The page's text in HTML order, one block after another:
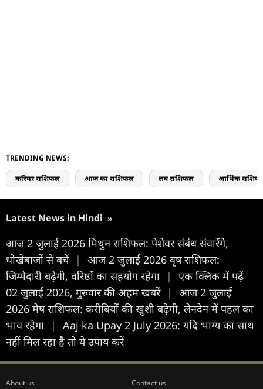
TRENDING NEWS:
करियर राशिफल आज का राशिफल लव राशिफल आर्थिक
Latest News in Hindi »
आज 2 जुलाई 2026 मिथुन राशिफल: पेशेवर संबंध संवारेंगे,
धोखेबाजों से बचें |
आज 2 जुलाई 2026 वृष राशिफल:
जिम्मेदारी बढ़ेगी, वरिष्ठों का सहयोग रहेगा
|
एक क्लिक में पढ़ें
02 जुलाई 2026, गुरुवार की अहम खबरें |
आज 2 जुलाई
2026 मेष राशिफल: करीबियों की खुशी बढ़ेगी, लेनदेन में पहल का
भाव रहेगा
|
Aaj ka Upay 2 July 2026: यदि भाग्य का साथ
नहीं मिल रहा है तो ये उपाय करें
About us Contact us